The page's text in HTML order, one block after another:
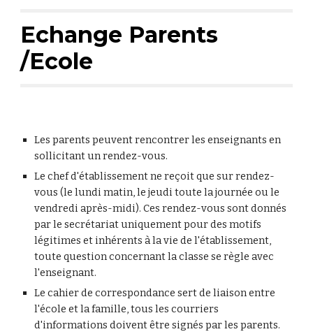
Echange Parents
/Ecole
Les parents peuvent rencontrer les enseignants en
sollicitant un rendez-vous.
Le chef d'établissement ne reçoit que sur rendez-
vous (le lundi matin, le jeudi toute la journée ou le
vendredi après-midi). Ces rendez-vous sont donnés
par le secrétariat uniquement pour des motifs
légitimes et inhérents à la vie de l'établissement,
toute question concernant la classe se règle avec
l'enseignant.
Le cahier de correspondance sert de liaison entre
l'école et la famille, tous les courriers
d'informations doivent être signés par les parents.